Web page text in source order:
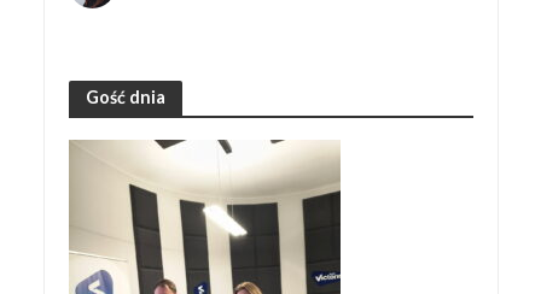
Gość dnia